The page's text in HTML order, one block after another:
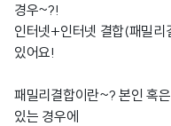
경우~?!
인터넷+인터넷 결합(패밀리
있어요!
패밀리결합이란~? 본인 혹
있는 경우에